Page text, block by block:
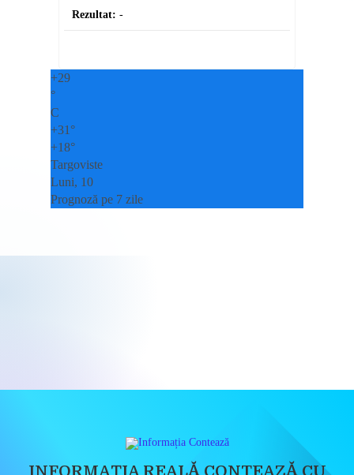
Rezultat: -
+29
°
C
+31°
+18°
Targoviste
Luni, 10
Prognoză pe 7 zile